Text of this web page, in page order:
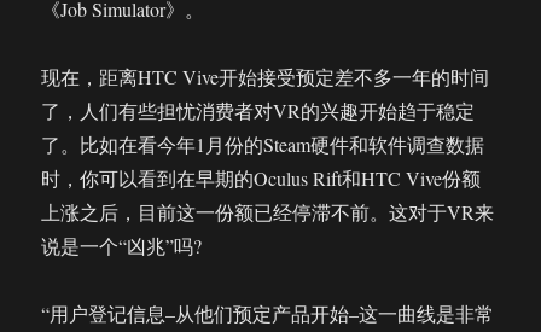
《Job Simulator》。
现在，距离HTC Vive开始接受预定差不多一年的时间
了，人们有些担忧消费者对VR的兴趣开始趋于稳定
了。比如在看今年1月份的Steam硬件和软件调查数据
时，你可以看到在早期的Oculus Rift和HTC Vive份额
上涨之后，目前这一份额已经停滞不前。这对于VR来
说是一个“凶兆”吗?
“用户登记信息–从他们预定产品开始–这一曲线是非常